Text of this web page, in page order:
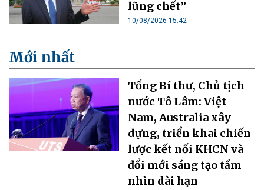
lũng chết”
10/08/2026 15:42
Mới nhất
Tổng Bí thư, Chủ tịch
nước Tô Lâm: Việt
Nam, Australia xây
dựng, triển khai chiến
lược kết nối KHCN và
đổi mới sáng tạo tầm
nhìn dài hạn